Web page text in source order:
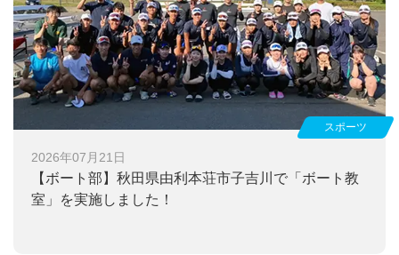
2026年07月21日
【ボート部】 秋田県由利本荘市子吉川で「ボート教
室」を実施しました！
スポーツ